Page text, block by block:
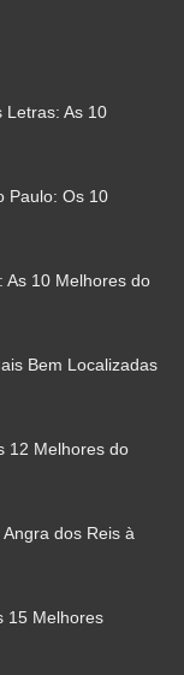
Letras: As 10
Paulo: Os 10
As 10 Melhores do
Bem Localizadas
12 Melhores do
dos Reis à
15 Melhores